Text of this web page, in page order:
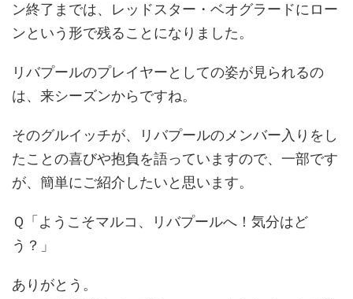
ン終了までは、レッドスター・ベオグラードにロー
ンという形で残ることになりました。
リバプールのプレイヤーとしての姿が見られるの
は、来シーズンからですね。
そのグルイッチが、リバプールのメンバー入りをし
たことの喜びや抱負を語っていますので、一部です
が、簡単にご紹介したいと思います。
Ｑ「ようこそマルコ、リバプールへ！気分はど
う？」
ありがとう。